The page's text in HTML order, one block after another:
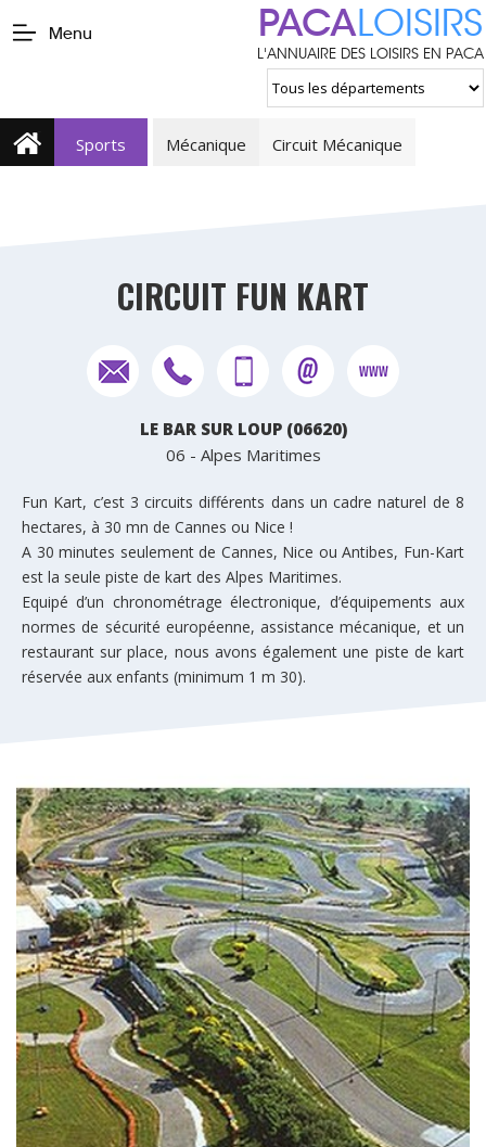
Menu PACALOISIRS
L'ANNUAIRE DES LOISIRS EN PACA
Sports Mécanique Circuit Mécanique
CIRCUIT FUN KART
LE BAR SUR LOUP (06620)
06 - Alpes Maritimes
Fun Kart, c’est 3 circuits différents dans un cadre naturel de 8
hectares, à 30 mn de Cannes ou Nice !
A 30 minutes seulement de Cannes, Nice ou Antibes, Fun-Kart
est la seule piste de kart des Alpes Maritimes.
Equipé d’un chronométrage électronique, d’équipements aux
normes de sécurité européenne, assistance mécanique, et un
restaurant sur place, nous avons également une piste de kart
réservée aux enfants (minimum 1 m 30).